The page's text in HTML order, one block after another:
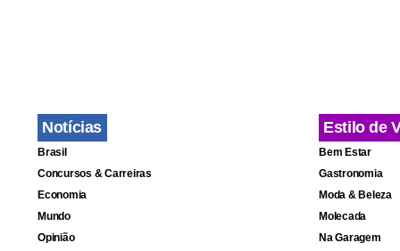
Notícias
Brasil
Concursos & Carreiras
Economia
Mundo
Opinião
Estilo de
Bem Estar
Gastronomia
Moda & Beleza
Molecada
Na Garagem